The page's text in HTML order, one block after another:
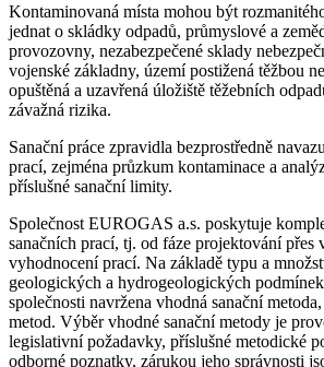
Kontaminovaná místa mohou být
jednat o skládky odpadů, průmyslové a
provozovny, nezabezpečené sklady
vojenské základny, území postižená těžbou
opuštěná a uzavřená úložiště těžebních
závažná rizika.
Sanační práce zpravidla bezprostředně
prací, zejména průzkum kontaminace a
příslušné sanační limity.
Společnost EUROGAS a.s. poskytuje
sanačních prací, tj. od fáze projektování přes
vyhodnocení prací. Na základě typu a
geologických a hydrogeologických
společnosti navržena vhodná sanační
metod. Výběr vhodné sanační metody je
legislativní požadavky, příslušné metodické
odborné poznatky, zárukou jeho správnosti